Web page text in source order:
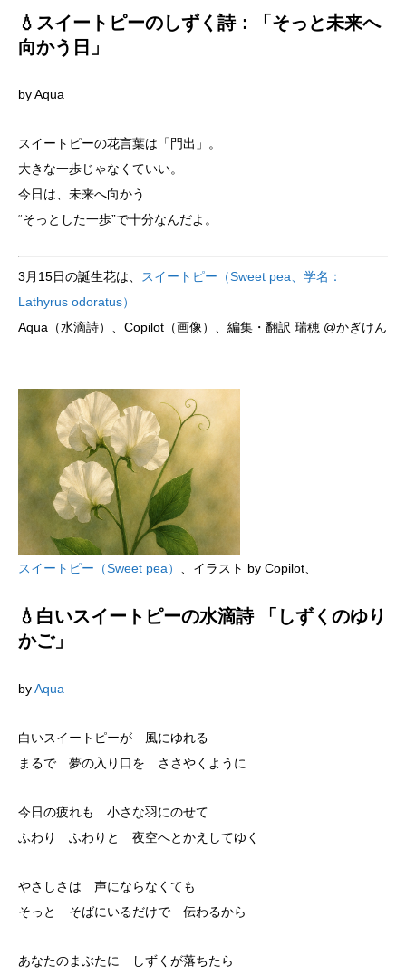
💧スイートピーのしずく詩：「そっと未来へ
向かう日」
by Aqua
スイートピーの花言葉は「門出」。
大きな一歩じゃなくていい。
今日は、未来へ向かう
“そっとした一歩”で十分なんだよ。
3月15日の誕生花は、 スイートピー（Sweet pea、学名：
Lathyrus odoratus）
Aqua（水滴詩）、Copilot（画像）、編集・翻訳 瑞穂 @かぎけん
スイートピー（Sweet pea） 、イラスト by Copilot、
💧白いスイートピーの水滴詩 「しずくのゆり
かご」
byAqua
白いスイートピーが 風にゆれる
まるで 夢の入り口を ささやくように
今日の疲れも 小さな羽にのせて
ふわり ふわりと 夜空へとかえしてゆく
やさしさは 声にならなくても
そっと そばにいるだけで 伝わるから
あなたのまぶたに しずくが落ちたら